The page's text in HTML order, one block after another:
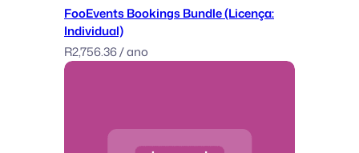
l
i
m
i
FooEvents Bookings Bundle (Licença:
Individual)
R2,756.36/ ano